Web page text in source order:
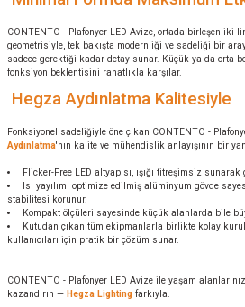
CONTENTO - Plafonyer LED Avize, ortada birleşen iki
geometrisiyle, tek bakışta modernliği ve sadeliği bir
sadece gerektiği kadar detay sunar. Küçük ya da orta
fonksiyon beklentisini rahatlıkla karşılar.
Hegza Aydınlatma Kalitesiyle
Fonksiyonel sadeliğiyle öne çıkan CONTENTO -
Aydınlatma'nın kalite ve mühendislik anlayışının bir
Flicker-Free LED altyapısı, ışığı titreşimsiz
Isı yayılımı optimize edilmiş alüminyum gövde
stabilitesi korunur.
Kompakt ölçüleri sayesinde küçük alanlarda bile
Kutudan çıkan tüm ekipmanlarla birlikte kolay
kullanıcıları için pratik bir çözüm sunar.
CONTENTO - Plafonyer LED Avize ile yaşam
kazandırın — Hegza Lighting farkıyla.